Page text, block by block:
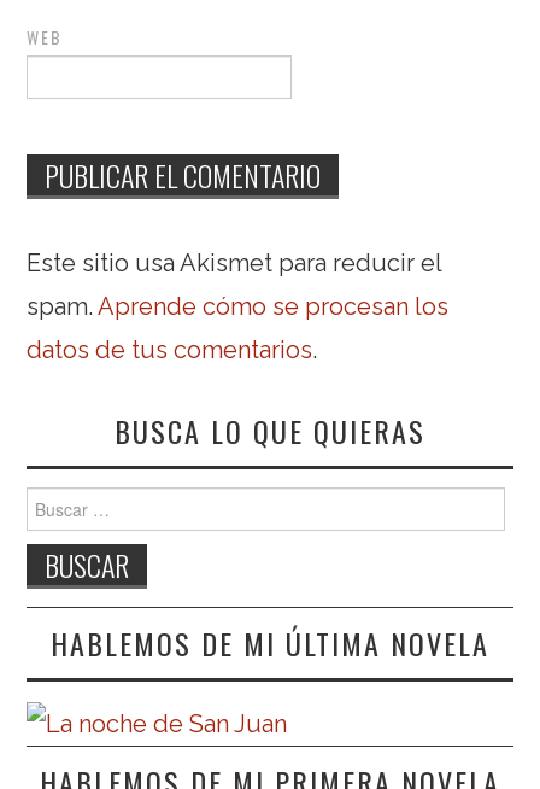
WEB
Este sitio usa Akismet para reducir el
spam.Aprende cómo se procesan los
datos de tus comentarios.
BUSCA LO QUE QUIERAS
Buscar:
HABLEMOS DE MI ÚLTIMA NOVELA